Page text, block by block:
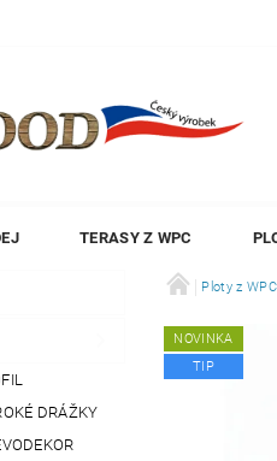
TERASY Z WPC
DRÁŽKY
Ploty z WPC
NOVINKA
TIP